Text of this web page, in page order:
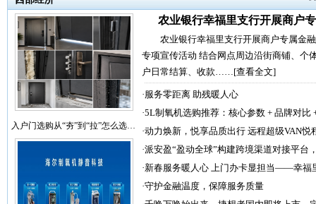
入户门选购从“夯”到“拉”怎么选…
农业银行幸福里支行开展商户
农业银行幸福里支行开展商户专属金
专项宣传活动 结合网点周边沿街商铺、个
户日常结算、收款……[查看全文]
·服务零距离 助残暖人心
·5L制氧机选购推荐：核心参数 + 品牌对比
·动力焕新，悦享品质出行 远程超级VAN
·派安盈“盈动全球”构建跨境渠道对接平台
·新春服务暖人心 上门办卡显担当——幸
·守护金融温度，保障服务质量